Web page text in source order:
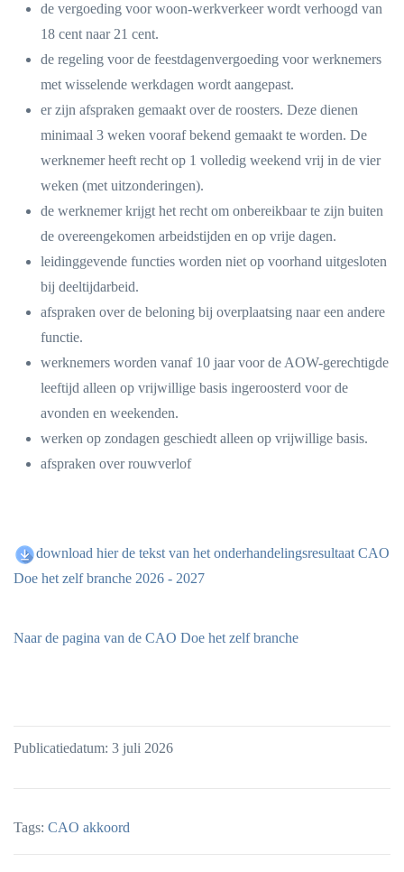
de vergoeding voor woon-werkverkeer wordt verhoogd van
18 cent naar 21 cent.
de regeling voor de feestdagenvergoeding voor werknemers
met wisselende werkdagen wordt aangepast.
er zijn afspraken gemaakt over de roosters. Deze dienen
minimaal 3 weken vooraf bekend gemaakt te worden. De
werknemer heeft recht op 1 volledig weekend vrij in de vier
weken (met uitzonderingen).
de werknemer krijgt het recht om onbereikbaar te zijn buiten
de overeengekomen arbeidstijden en op vrije dagen.
leidinggevende functies worden niet op voorhand uitgesloten
bij deeltijdarbeid.
afspraken over de beloning bij overplaatsing naar een andere
functie.
werknemers worden vanaf 10 jaar voor de AOW-gerechtigde
leeftijd alleen op vrijwillige basis ingeroosterd voor de
avonden en weekenden.
werken op zondagen geschiedt alleen op vrijwillige basis.
afspraken over rouwverlof
download hier de tekst van het onderhandelingsresultaat CAO
Doe het zelf branche 2026 - 2027
Naar de pagina van de CAO Doe het zelf branche
Publicatiedatum: 3 juli 2026
Tags: CAO akkoord